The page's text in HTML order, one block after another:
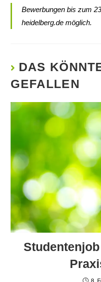
Bewerbungen bis zum
heidelberg.de möglich.
DAS
GEFALLEN